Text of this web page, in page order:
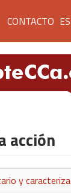
Menú
de
cabecera
CONTACTO ES
acción
y